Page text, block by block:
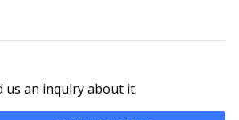
us an inquiry about it.